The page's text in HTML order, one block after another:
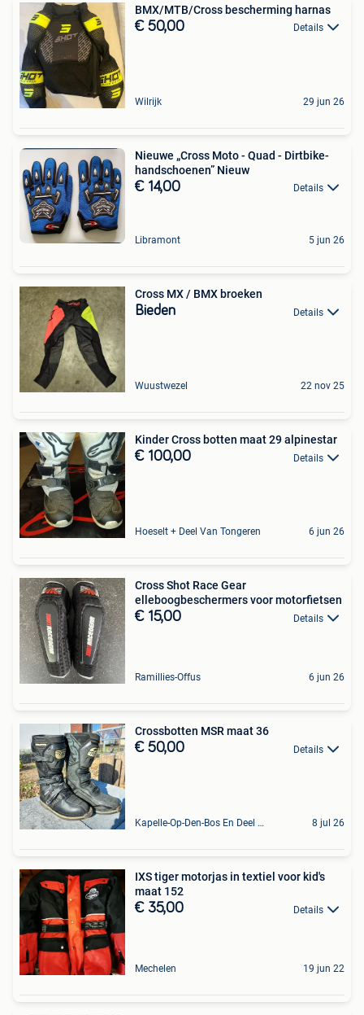
BMX/MTB/Cross bescherming harnas
€ 50,00 Details
Wilrijk 29 jun 26
Nieuwe „Cross Moto - Quad - Dirtbike-
handschoenen” Nieuw
€ 14,00 Details
Libramont 5 jun 26
Cross MX / BMX broeken
Bieden Details
Wuustwezel 22 nov 25
Kinder Cross botten maat 29 alpinestar
€ 100,00 Details
Hoeselt + Deel Van Tongeren 6 jun 26
Cross Shot Race Gear
elleboogbeschermers voor motorfietsen
€ 15,00 Details
Ramillies-Offus 6 jun 26
Crossbotten MSR maat 36
€ 50,00 Details
Kapelle-Op-Den-Bos En Deel Van Zemst 8 jul 26
IXS tiger motorjas in textiel voor kid's
maat 152
€ 35,00 Details
Mechelen 19 jun 22